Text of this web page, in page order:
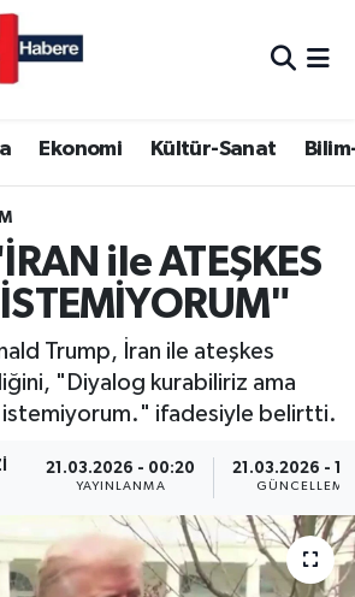
Ekonomi Kültür-Sanat
ile ATEŞKES
Trump, İran ile ateşkes
"Diyalog kurabiliriz ama
istemiyorum." ifadesiyle belirtti.
21.03.2026 - 00:20
YAYINLANMA
21.03.2026 -
GÜNCELLEME
Durumu ve Fikstür